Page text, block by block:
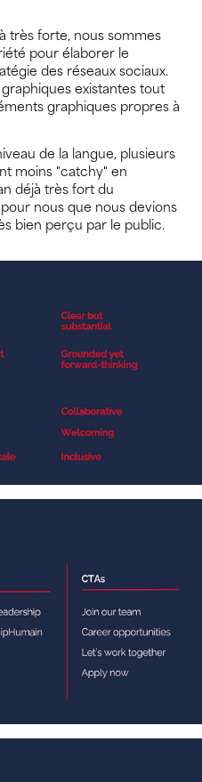
très forte, nous sommes
pour élaborer le
des réseaux sociaux.
existantes tout
graphiques propres à
de la langue, plusieurs
moins "catchy" en
déjà très fort du
nous que nous devions
bien perçu par le public.